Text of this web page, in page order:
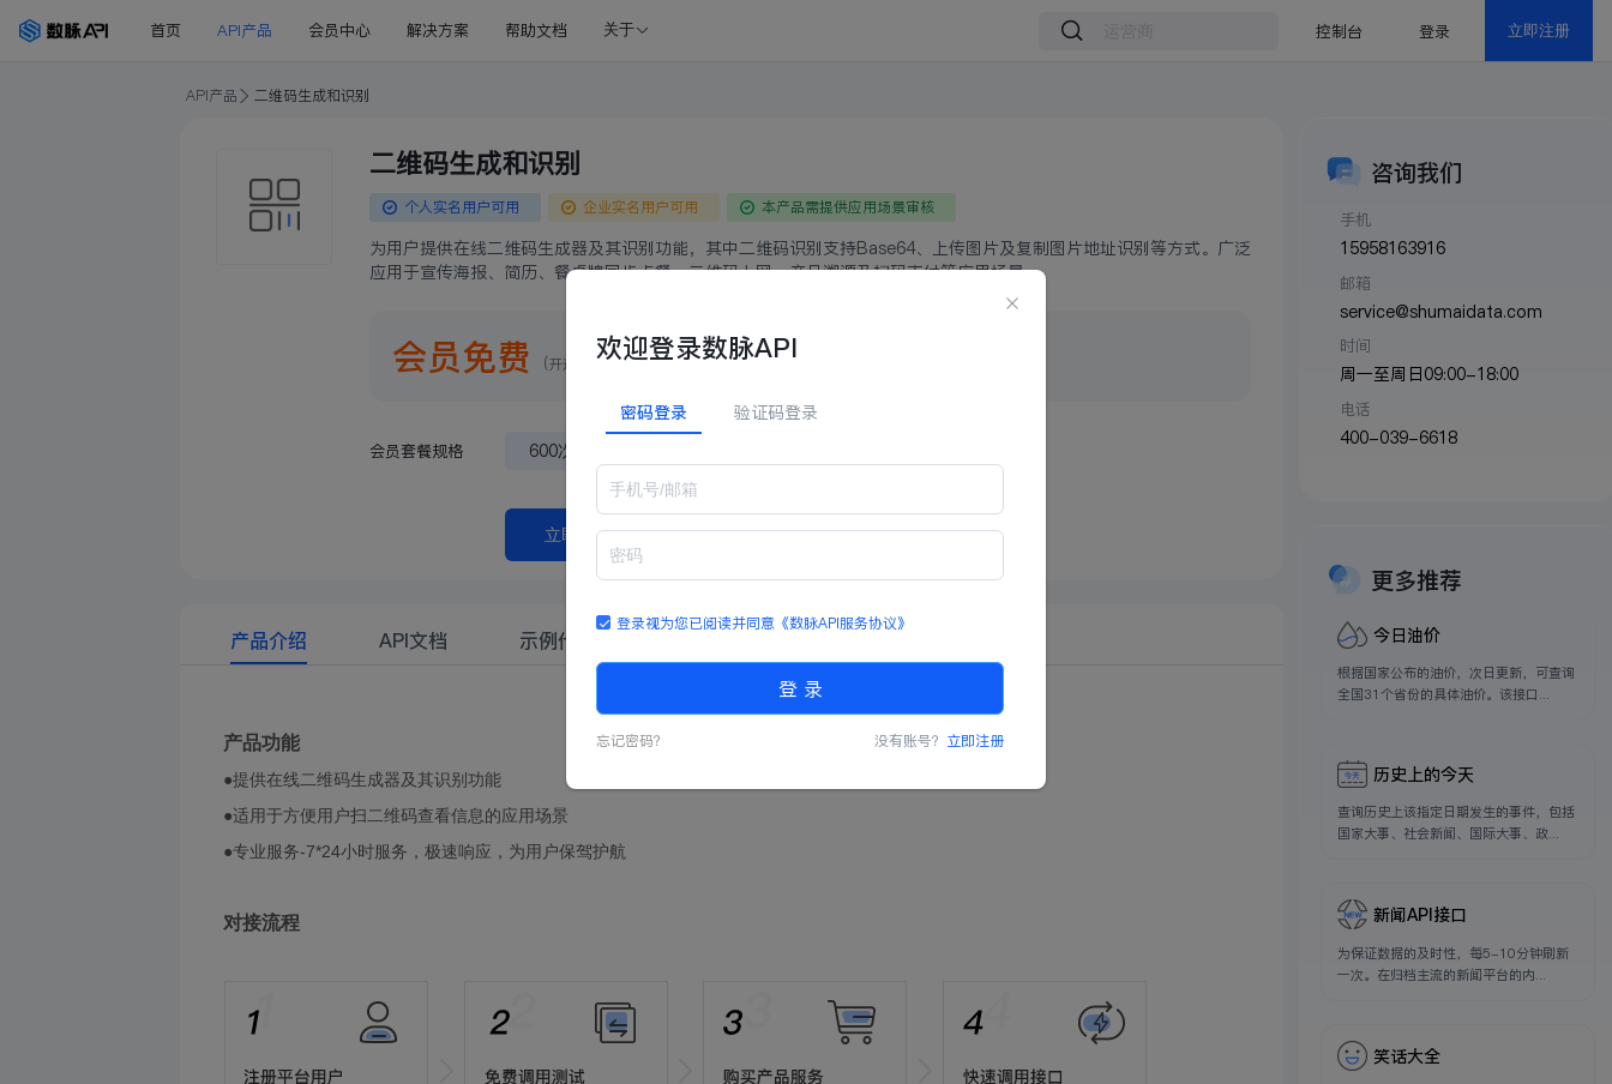
首页 API产品 会员中心 解决方案 帮助文档 关于 控制台 登录 立即注册
API产品 二维码生成和识别
二维码生成和识别
个人实名用户可用 企业实名用户可用 本产品需提供应用场景审核
为用户提供在线二维码生成器及其识别功能，其中二维码识别支持Base64、上传图片及复制图片地址识别等方式。广泛
应用于宣传海报、简历、餐桌牌同步点餐、二维码上网、产品溯源及扫码支付等应用场景。
会员免费 (开通钻石会员获得更多权益, 立即开通>>)
会员套餐规格
普通会员
600次/月
黄金会员 铂金会员
立即申请
产品介绍 API文档 示例代码
产品功能
●提供在线二维码生成器及其识别功能
●适用于方便用户扫二维码查看信息的应用场景
●专业服务-7*24小时服务，极速响应，为用户保驾护航
对接流程
咨询我们
手机
15958163916
邮箱
service@shumaidata.com
时间
周一至周日09:00-18:00
电话
400-039-6618
更多推荐
今日油价
根据国家公布的油价，次日更新，可查询
全国31个省份的具体油价。该接口...
历史上的今天
查询历史上该指定日期发生的事件，包括
国家大事、社会新闻、国际大事、政...
新闻API接口
为保证数据的及时性，每5-10分钟刷新
一次。在归档主流的新闻平台的内...
笑话大全
欢迎登录数脉API
密码登录 验证码登录
登录视为您已阅读并同意 《数脉API服务协议》
登 录
忘记密码？ 没有账号？ 立即注册